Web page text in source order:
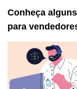
Conheça
para